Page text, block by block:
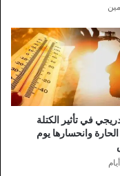
في تأثير الكتلة
الحارة وانحسارها يوم